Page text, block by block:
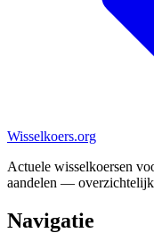
Wisselkoers.org
Actuele wisselkoersen
aandelen — overzichtelijk
Navigatie